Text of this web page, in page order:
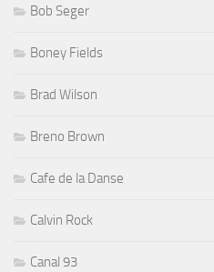
Bob Seger
Boney Fields
Brad Wilson
Breno Brown
Cafe de la Danse
Calvin Rock
Canal 93